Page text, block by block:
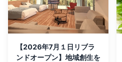
【2026年7月１日リブラ
ンドオープン】地域創生を